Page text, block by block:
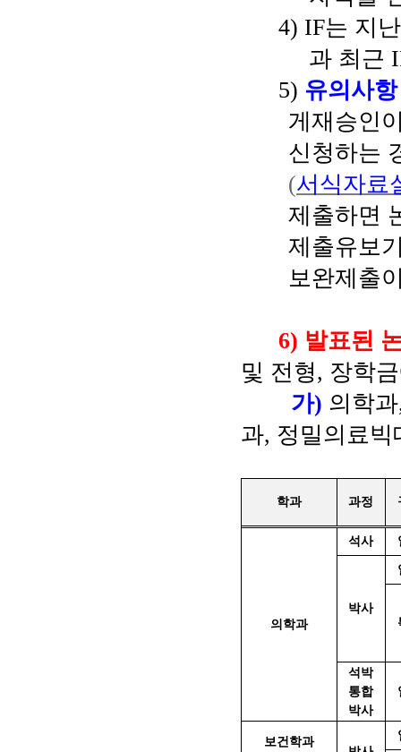
4) IF는 지
과 최근
5) 유의사항
게재승인
신청하는
(서식자료
제출하면
제출유보
보완제출
6) 발표된
및 전형, 장학
가) 의학과
과, 정밀의료빅
학과 과정
의학과
석사
박사
석박
통합
박사
보건학과